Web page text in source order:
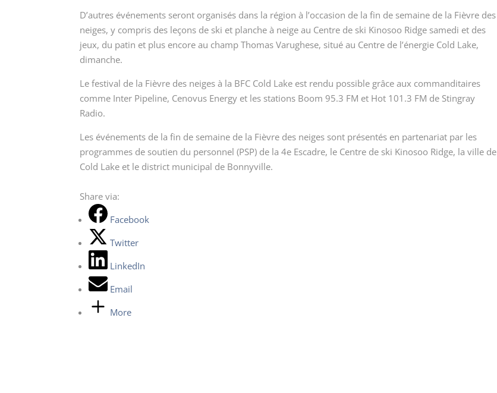
D’autres événements seront organisés dans la région à l’occasion de la fin de semaine de la Fièvre des
neiges, y compris des leçons de ski et planche à neige au Centre de ski Kinosoo Ridge samedi et des
jeux, du patin et plus encore au champ Thomas Varughese, situé au Centre de l’énergie Cold Lake,
dimanche.
Le festival de la Fièvre des neiges à la BFC Cold Lake est rendu possible grâce aux commanditaires
comme Inter Pipeline, Cenovus Energy et les stations Boom 95.3 FM et Hot 101.3 FM de Stingray
Radio.
Les événements de la fin de semaine de la Fièvre des neiges sont présentés en partenariat par les
programmes de soutien du personnel (PSP) de la 4e Escadre, le Centre de ski Kinosoo Ridge, la ville de
Cold Lake et le district municipal de Bonnyville.
Share via:
Facebook
Twitter
LinkedIn
Email
More